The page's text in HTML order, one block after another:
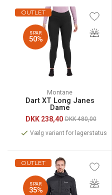
OUTLET
SPAR
50%
Montane
Dart XT Long Janes
Dame
DKK238,40 DKK 480,00
Vælg variant for lagerstatus
OUTLET
SPAR
35%